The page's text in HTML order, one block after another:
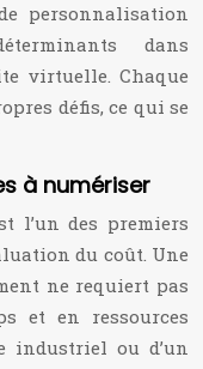
personnalisation
dans
virtuelle. Chaque
défis, ce qui se
à numériser
l’un des premiers
du coût. Une
ne requiert pas
et en ressources
industriel ou d’un